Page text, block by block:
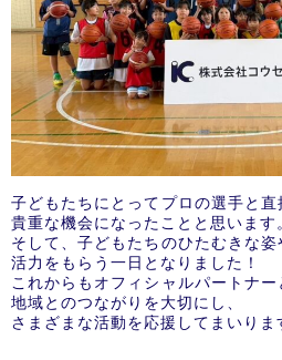
子どもたちにとってプロの選手と
貴重な機会になったことと思います
そして、子どもたちのひたむきな
活力をもらう一日となりました！
これからもオフィシャルパートナ
地域とのつながりを大切にし、
さまざまな活動を応援してまいりま